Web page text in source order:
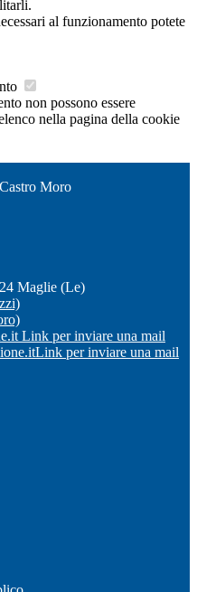
al funzionamento potete
non possono essere
nella pagina della cookie
Moro
Maglie (Le)
Link per inviare una mail
Link per inviare una mail